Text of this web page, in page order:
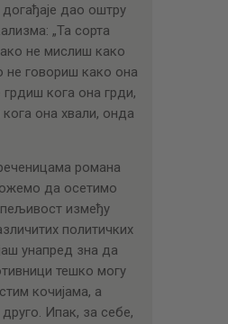
дао оштру
„Та сорта
не мислиш како
не говориш како она
грдиш кога она грди,
она хвали, онда
романа
да осетимо
између
политичких
унапред зна да
тешко могу
кочијама, а
Ипак, за себе,